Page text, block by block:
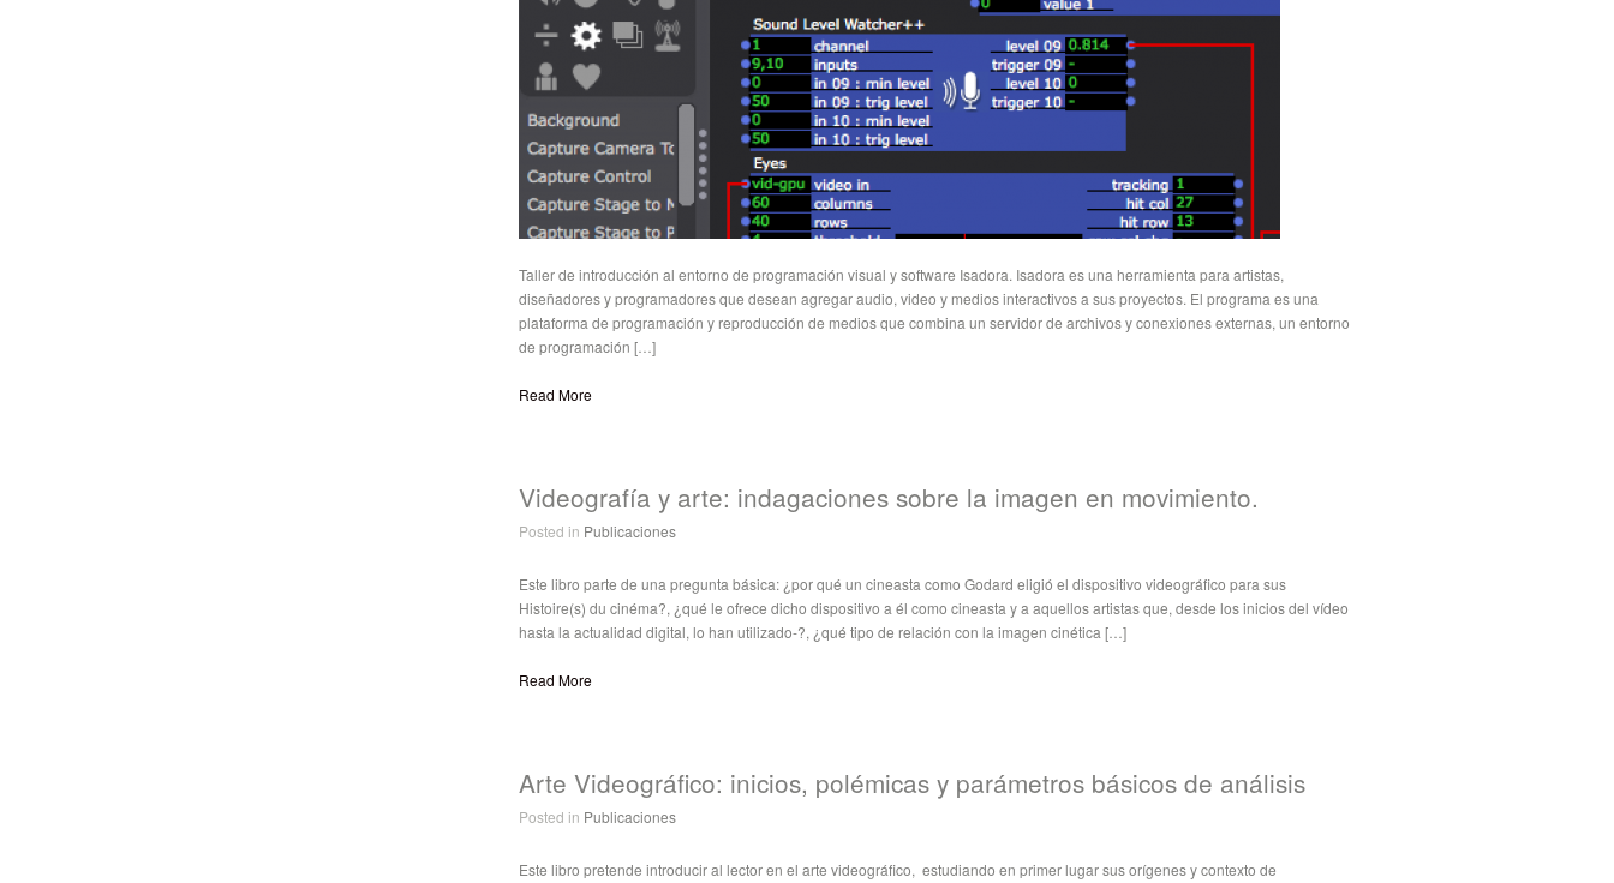
Taller de introducción al entorno de programación visual y software Isadora. Isadora es una herramienta para artistas,
diseñadores y programadores que desean agregar audio, video y medios interactivos a sus proyectos. El programa es una
plataforma de programación y reproducción de medios que combina un servidor de archivos y conexiones externas, un entorno
de programación […]
Read More
Videografía y arte: indagaciones sobre la imagen en movimiento.
Posted in Publicaciones
Este libro parte de una pregunta básica: ¿por qué un cineasta como Godard eligió el dispositivo videográfico para sus
Histoire(s) du cinéma?, ¿qué le ofrece dicho dispositivo a él como cineasta y a aquellos artistas que, desde los inicios del vídeo
hasta la actualidad digital, lo han utilizado-?, ¿qué tipo de relación con la imagen cinética […]
Read More
Arte Videográfico: inicios, polémicas y parámetros básicos de análisis
Posted in Publicaciones
Este libro pretende introducir al lector en el arte videográfico, estudiando en primer lugar sus orígenes y contexto de